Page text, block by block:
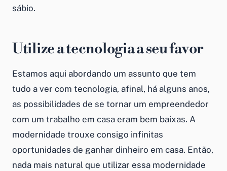
sábio.
Utilize a tecnologia a seu favor
Estamos aqui abordando um assunto que tem
tudo a ver com tecnologia, afinal, há alguns anos,
as possibilidades de se tornar um empreendedor
com um trabalho em casa eram bem baixas. A
modernidade trouxe consigo infinitas
oportunidades de ganhar dinheiro em casa. Então,
nada mais natural que utilizar essa modernidade